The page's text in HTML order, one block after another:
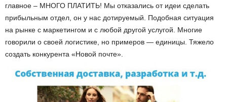
главное – МНОГО ПЛАТИТЬ! Мы отказались от идеи сделать
прибыльным отдел, он у нас дотируемый. Подобная ситуация
на рынке с маркетингом и с любой другой услугой. Многие
говорили о своей логистике, но примеров — единицы. Тяжело
создать конкурента «Новой почте».